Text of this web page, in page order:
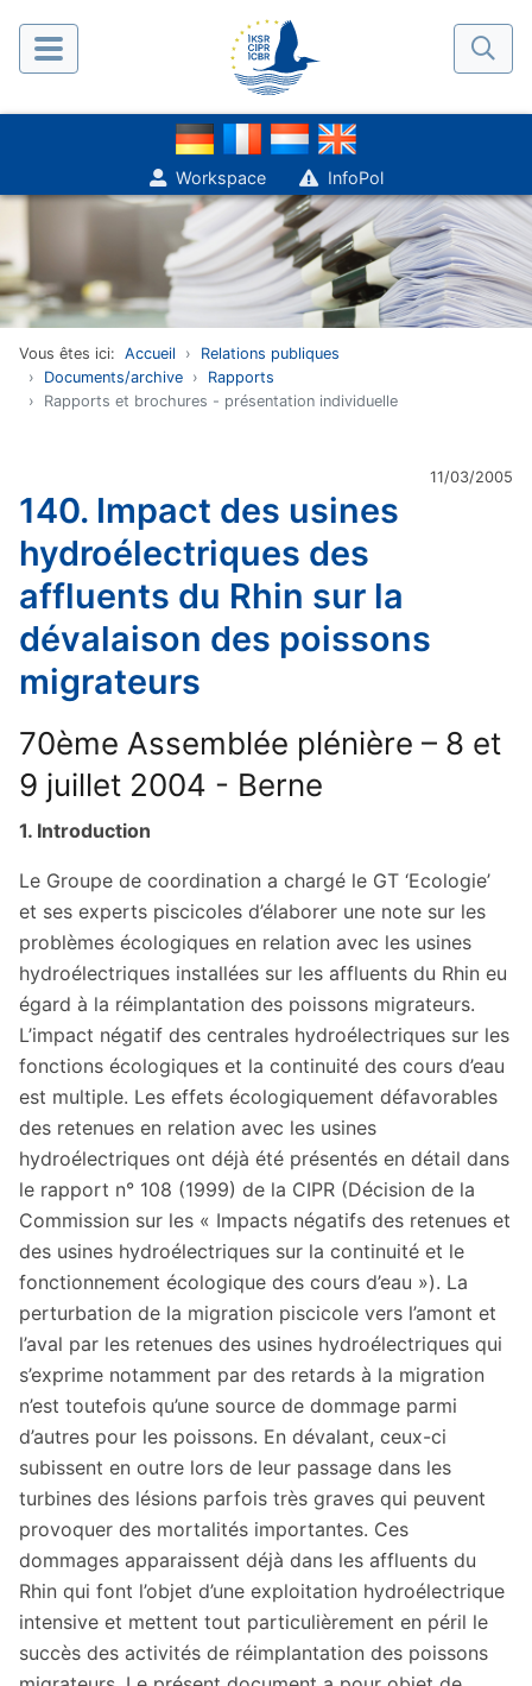
Workspace InfoPol
Vous êtes ici: Accueil
Relations publiques
Documents/archive
Rapports
Rapports et brochures - présentation individuelle
11/03/2005
140. Impact des usines
hydroélectriques des
affluents du Rhin sur la
dévalaison des poissons
migrateurs
70ème Assemblée plénière – 8 et
9 juillet 2004 - Berne
1. Introduction
Le Groupe de coordination a chargé le GT ‘Ecologie’
et ses experts piscicoles d’élaborer une note sur les
problèmes écologiques en relation avec les usines
hydroélectriques installées sur les affluents du Rhin eu
égard à la réimplantation des poissons migrateurs.
L’impact négatif des centrales hydroélectriques sur les
fonctions écologiques et la continuité des cours d’eau
est multiple. Les effets écologiquement défavorables
des retenues en relation avec les usines
hydroélectriques ont déjà été présentés en détail dans
le rapport n° 108 (1999) de la CIPR (Décision de la
Commission sur les « Impacts négatifs des retenues et
des usines hydroélectriques sur la continuité et le
fonctionnement écologique des cours d’eau »). La
perturbation de la migration piscicole vers l’amont et
l’aval par les retenues des usines hydroélectriques qui
s’exprime notamment par des retards à la migration
n’est toutefois qu’une source de dommage parmi
d’autres pour les poissons. En dévalant, ceux-ci
subissent en outre lors de leur passage dans les
turbines des lésions parfois très graves qui peuvent
provoquer des mortalités importantes. Ces
dommages apparaissent déjà dans les affluents du
Rhin qui font l’objet d’une exploitation hydroélectrique
intensive et mettent tout particulièrement en péril le
succès des activités de réimplantation des poissons